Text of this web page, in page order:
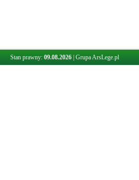
Stan prawny: 09.08.2026 Grupa ArsLege.pl